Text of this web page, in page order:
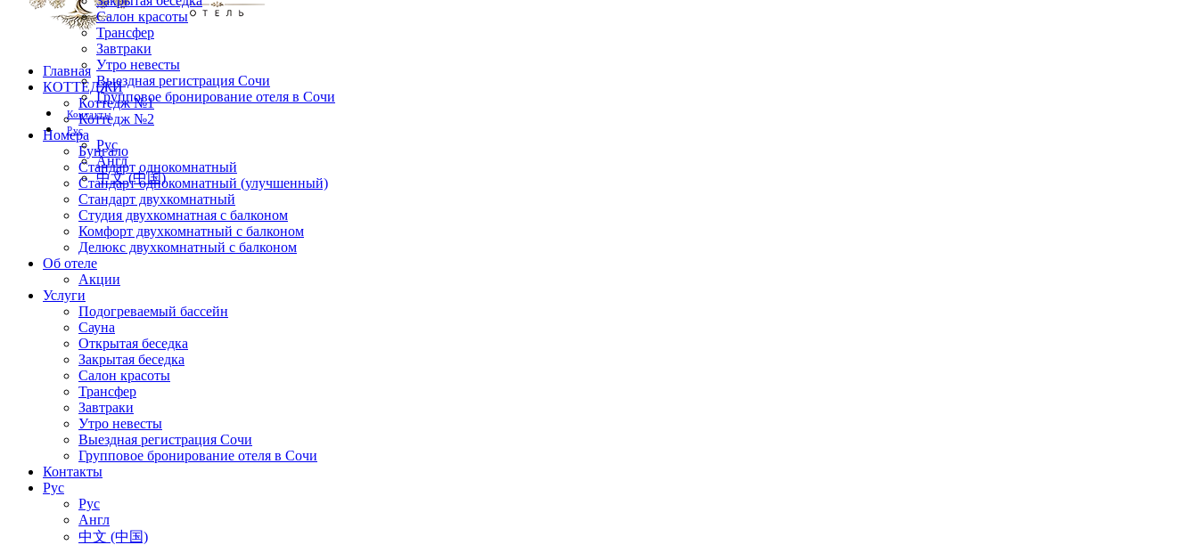
Салон красоты
Трансфер
Завтраки
Утро невесты
Выездная регистрация Сочи
Групповое бронирование отеля в Сочи
Контакты
Рус
Рус
Англ
中文 (中国)
Главная
КОТТЕДЖИ
Коттедж №1
Коттедж №2
Номера
Бунгало
Стандарт однокомнатный
Стандарт однокомнатный (улучшенный)
Стандарт двухкомнатный
Студия двухкомнатная с балконом
Комфорт двухкомнатный с балконом
Делюкс двухкомнатный с балконом
Об отеле
Акции
Услуги
Подогреваемый бассейн
Сауна
Открытая беседка
Закрытая беседка
Салон красоты
Трансфер
Завтраки
Утро невесты
Выездная регистрация Сочи
Групповое бронирование отеля в Сочи
Контакты
Рус
Рус
Англ
中文 (中国)